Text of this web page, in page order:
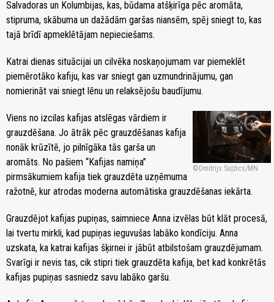
Salvadoras un Kolumbijas, kas, būdama atšķirīga pēc aromāta,
stipruma, skābuma un dažādām garšas niansēm, spēj sniegt to, kas
tajā brīdī apmeklētājam nepieciešams.
Katrai dienas situācijai un cilvēka noskaņojumam var piemeklēt
piemērotāko kafiju, kas var sniegt gan uzmundrinājumu, gan
nomierināt vai sniegt lēnu un relaksējošu baudījumu.
zoom_in
Dmitrijs Suļžics/MN
Viens no izcilas kafijas atslēgas vārdiem ir
grauzdēšana. Jo ātrāk pēc grauzdēšanas kafija
nonāk krūzītē, jo pilnīgāka tās garša un
aromāts. No pašiem “Kafijas namiņa”
pirmsākumiem kafija tiek grauzdēta uzņēmuma
ražotnē, kur atrodas moderna automātiska grauzdēšanas iekārta.
Grauzdējot kafijas pupiņas, saimniece Anna izvēlas būt klāt procesā,
lai tvertu mirkli, kad pupiņas ieguvušas labāko kondīciju. Anna
uzskata, ka katrai kafijas šķirnei ir jābūt atbilstošam grauzdējumam.
Svarīgi ir nevis tas, cik stipri tiek grauzdēta kafija, bet kad konkrētās
kafijas pupiņas sasniedz savu labāko garšu.